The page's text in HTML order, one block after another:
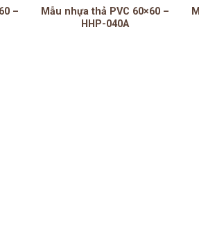
–
Mẫu nhựa thả PVC 60×60 –
HHP-040A